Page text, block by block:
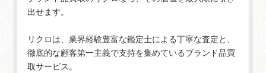
出せます。
リクロは、業界経験豊富な鑑定士による丁寧な査定と、
徹底的な顧客第一主義で支持を集めているブランド品買
取サービス。